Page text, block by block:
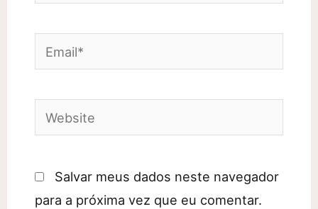
Email*
Website
Salvar meus dados neste navegador
para a próxima vez que eu comentar.